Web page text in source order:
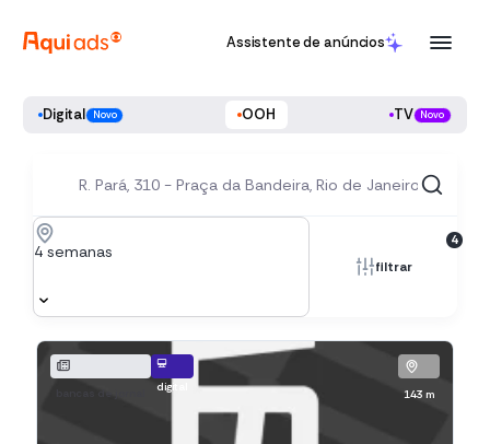
Assistente de anúncios
Digital Novo OOH TV Novo
4 semanas
filtrar
4
digital
143 m